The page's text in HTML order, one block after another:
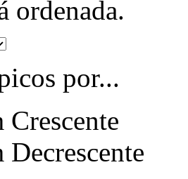
ordenada.
por...
Crescente
Decrescente